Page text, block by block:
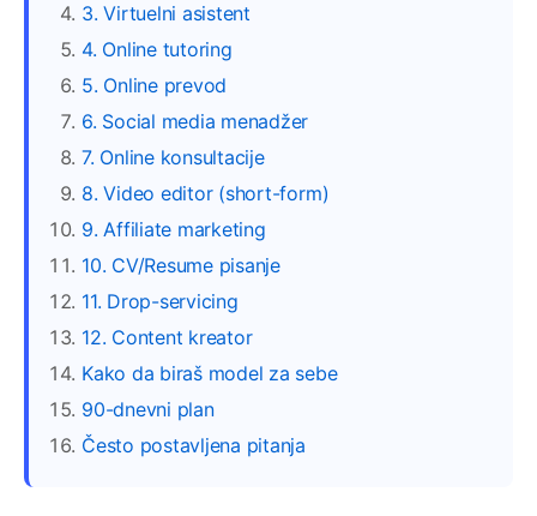
3. Virtuelni asistent
4. Online tutoring
5. Online prevod
6. Social media menadžer
7. Online konsultacije
8. Video editor (short-form)
9. Affiliate marketing
10. CV/Resume pisanje
11. Drop-servicing
12. Content kreator
Kako da biraš model za sebe
90-dnevni plan
Često postavljena pitanja